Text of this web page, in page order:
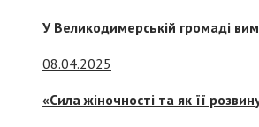
У Великодимерській громаді
08.04.2025
«Сила жіночності та як її